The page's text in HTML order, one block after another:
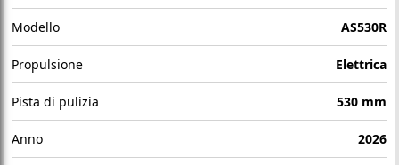
Modello AS530R
Propulsione Elettrica
Pista di pulizia 530 mm
Anno 2026